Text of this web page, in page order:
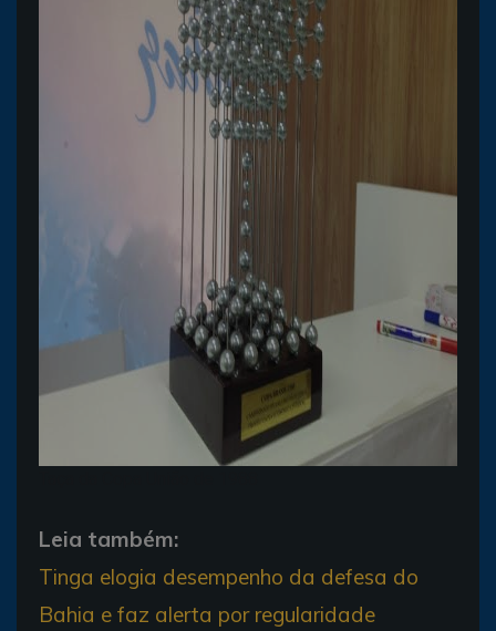
Leia também:
Tinga elogia desempenho da defesa do
Bahia e faz alerta por regularidade